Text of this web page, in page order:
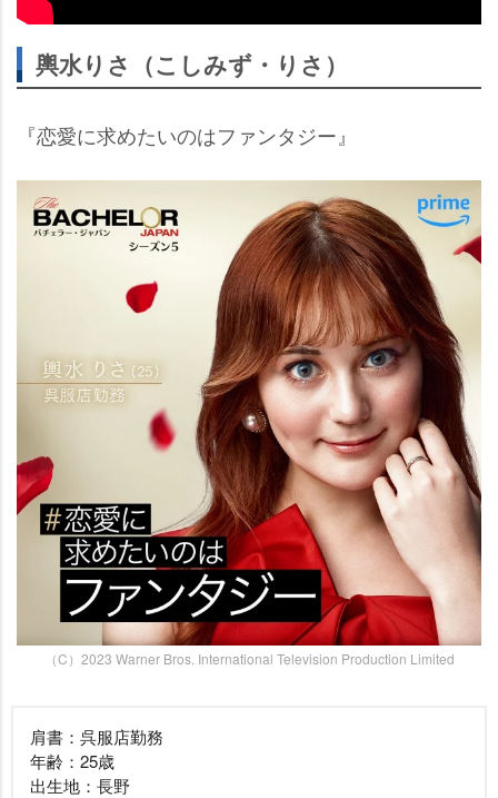
輿水りさ（こしみず・りさ）
『恋愛に求めたいのはファンタジー』
（C）2023 Warner Bros. International Television Production Limited
肩書：呉服店勤務
年齢：25歳
出生地：長野